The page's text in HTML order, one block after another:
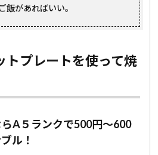
飯があればいい。
トプレートを使って焼
A５ランクで500円～600
ル！